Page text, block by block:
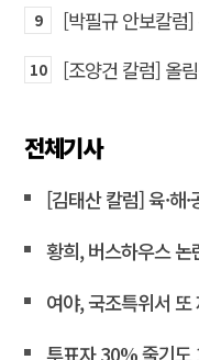
9
10
전체기사
[김태산 칼럼] 육·해
황희, 버스하우스 논란
여야, 국조특위서 또 재검
투표자 30% 줄기도